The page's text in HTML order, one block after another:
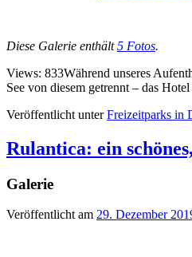
Diese Galerie enthält5 Fotos.
Views: 833Während unseres
See von diesem getrennt – das
Veröffentlicht unter Freizeitparks in
Rulantica: ein
Galerie
Veröffentlicht am 29. Dezember